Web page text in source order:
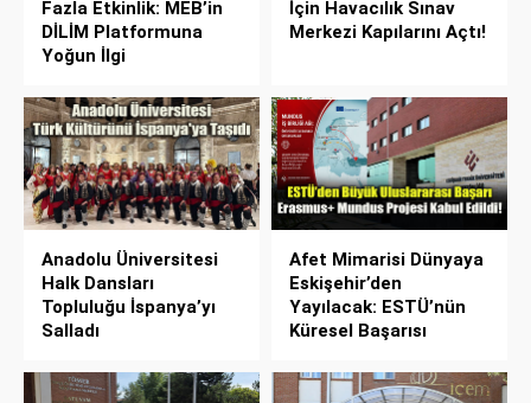
Fazla Etkinlik: MEB’in
DİLİM Platformuna
Yoğun İlgi
İçin Havacılık Sınav
Merkezi Kapılarını Açtı!
Anadolu Üniversitesi
Halk Dansları
Topluluğu İspanya’yı
Salladı
Afet Mimarisi Dünyaya
Eskişehir’den
Yayılacak: ESTÜ’nün
Küresel Başarısı